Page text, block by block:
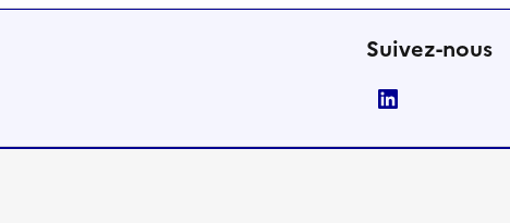
Suivez-nous